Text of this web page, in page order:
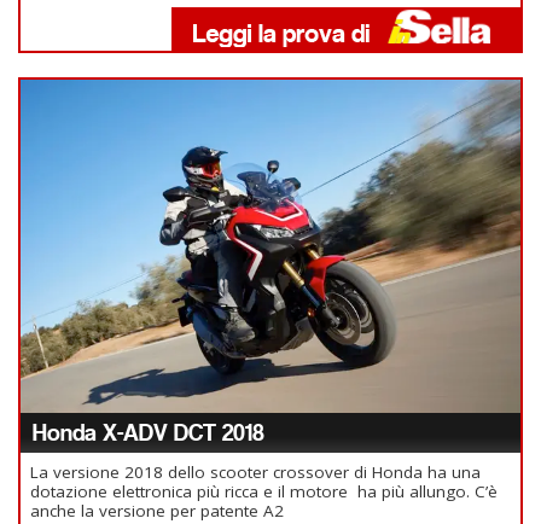
Honda X-ADV DCT 2018
La versione 2018 dello scooter crossover di Honda ha una
dotazione elettronica più ricca e il motore ha più allungo. C’è
anche la versione per patente A2